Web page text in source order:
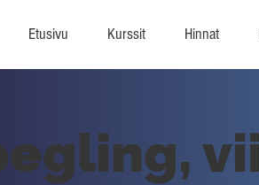
Etusivu Kurssit Hinnat